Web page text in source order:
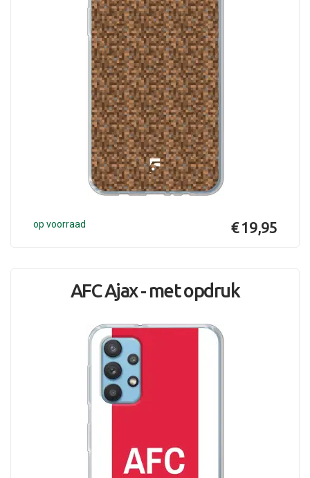
op voorraad € 19,95
AFC Ajax - met opdruk